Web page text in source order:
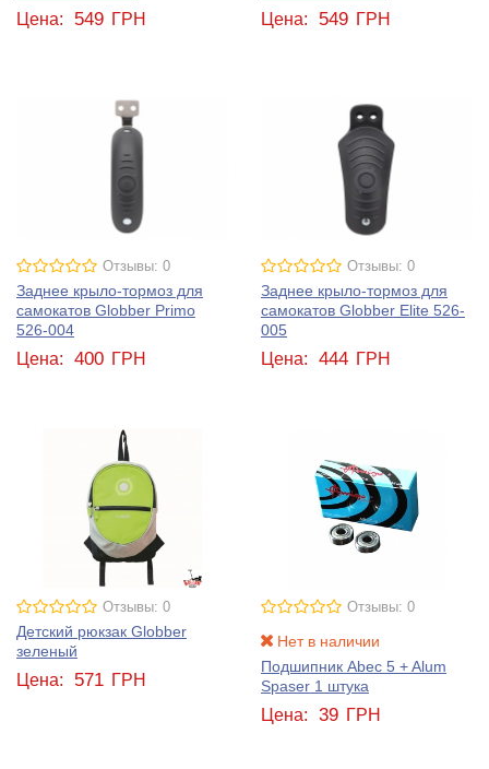
Цена: 549 ГРН Цена: 549 ГРН
Отзывы: 0
Заднее крыло-тормоз для
самокатов Globber Primo
526-004
Цена: 400 ГРН
Отзывы: 0
Заднее крыло-тормоз для
самокатов Globber Elite 526-
005
Цена: 444 ГРН
Отзывы: 0
Детский рюкзак Globber
зеленый
Цена: 571 ГРН
Отзывы: 0
Нет в наличии
Подшипник Abec 5 + Alum
Spaser 1 штука
Цена: 39 ГРН